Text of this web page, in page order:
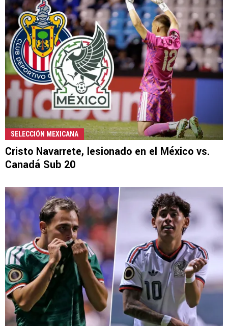
SELECCIÓN MEXICANA
Cristo Navarrete, lesionado en el México vs.
Canadá Sub 20